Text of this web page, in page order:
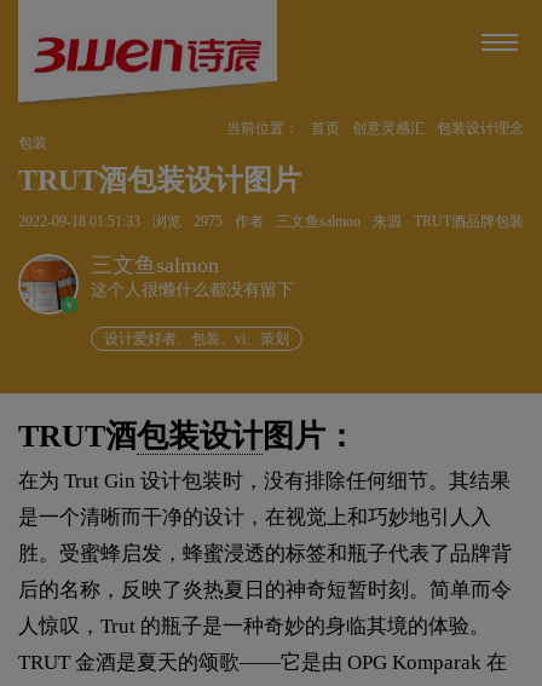
当前位置： 首页 创意灵感汇
包装设计理念
包装
TRUT酒包装设计图片
2022-09-18 01:51:33 浏览 2975 作者 三文鱼salmon 来源 TRUT酒品牌包装
v
三文鱼salmon
这个人很懒什么都没有留下
设计爱好者、包装、vi、策划
TRUT酒包装设计图片：
在为 Trut Gin 设计包装时，没有排除任何细节。其结果
是一个清晰而干净的设计，在视觉上和巧妙地引人入
胜。受蜜蜂启发，蜂蜜浸透的标签和瓶子代表了品牌背
后的名称，反映了炎热夏日的神奇短暂时刻。简单而令
人惊叹，Trut 的瓶子是一种奇妙的身临其境的体验。
TRUT 金酒是夏天的颂歌——它是由 OPG Komparak 在